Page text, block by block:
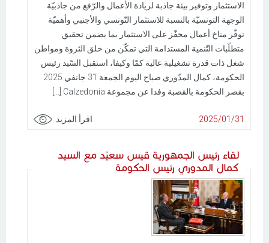
الاستثمار وتوفير بيئة جاذبة لريادة الأعمال والرّفع من جاذبيّة
الوجهة التونسيّة بالنسبة للاستثمار التّونسي والأجنبي وأهميّة
توفّر مناخ أعمال محفّز على الاستثمار بما يضمن تحقيق
متطلّبات التّنمية المستدامة التي تمكّن من خلق الثروة ومواطن
شغل ذات قدرة تشغيلية عالية كمّا وكيفا، استقبل السّيد رئيس
الحكومة، كمال المدّوري صباح اليوم الجمعة 31 جانفي 2025
بقصر الحكومة بالقصبة وفدا عن مجموعة Calzedonia [...]
2025/01/31 اقرأ المزيد
لقاء رئيس الجمهورية قيس سعيّد مع السيد
كمال المدوري رئيس الحكومة